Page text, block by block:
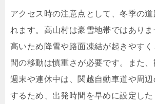
アクセス時の注意点として、冬季の
れます。高山村は豪雪地帯ではあり
高いため降雪や路面凍結が起きやす
間の移動は慎重さが必要です。また
週末や連休中は、関越自動車道や周
するため、出発時間を早めに設定し